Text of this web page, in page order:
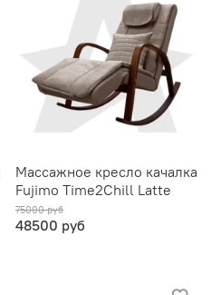
Массажное кресло качалка
Fujimo Time2Chill Latte
75000 руб
48500 руб